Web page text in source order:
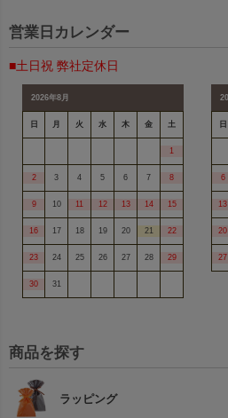
営業日カレンダー
■土日祝 弊社定休日
2026年8月
日 月 火 水 木 金 土
1
2 3 4 5 6 7 8
9 10 11 12 13 14 15
16 17 18 19 20 21 22
23 24 25 26 27 28 29
30 31
日
6
13
20
27
商品を探す
ラッピング